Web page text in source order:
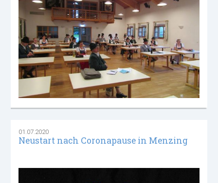
01.07.2020
Neustart nach Coronapause in Menzing